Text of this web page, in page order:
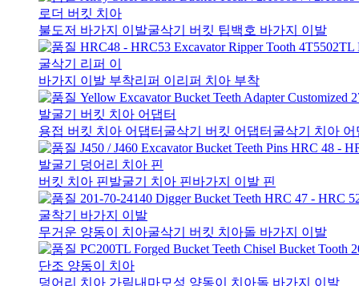
로더 버킷 치아
불도저 바가지 이발굴삭기 버킷 팁백호 바가지 이발
굴삭기 리퍼 이
바가지 이발 부착리퍼 이 리퍼 치아 부착
발굴기 버킷 치아 어댑터
용접 버킷 치아 어댑터 굴삭기 버킷 어댑터 굴삭기 치아 어
발굴기 덩어리 치아 핀
버킷 치아 핀발굴기 치아 핀바가지 이발 핀
굴착기 바가지 이발
무거운 양동이 치아굴삭기 버킷 치아돌 바가지 이발
단조 양동이 치아
덩어리 치아 가림내마모성 양동이 치아돌 바가지 이발